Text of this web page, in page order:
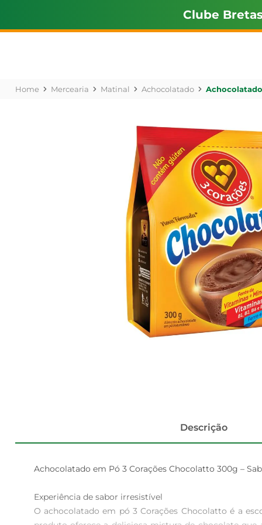
Clube Bretas
Mercearia Matinal Achocolatado
Descrição
Achocolatado em Pó 3 Corações Chocolatto 300g –
Experiência de sabor irresistível
O achocolatado em pó 3 Corações Chocolatto é a